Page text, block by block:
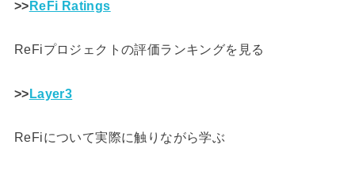
>>ReFi Ratings
ReFiプロジェクトの評価ランキングを見る
>>Layer3
ReFiについて実際に触りながら学ぶ